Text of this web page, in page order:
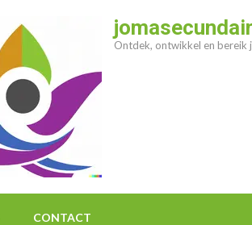
Ontdek, ontwikkel en bereik
CONTACT